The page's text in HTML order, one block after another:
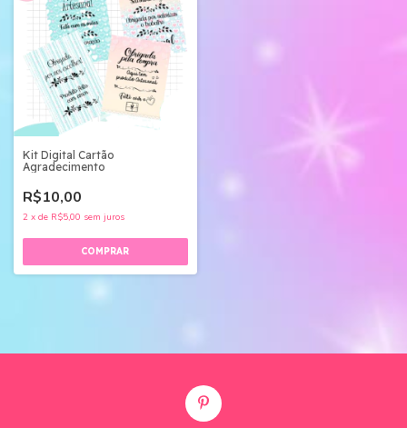
Kit Digital Cartão
Agradecimento
R$10,00
2 x de R$5,00 sem juros